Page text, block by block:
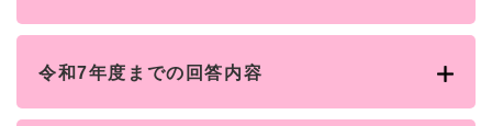
令和7年度までの回答内容